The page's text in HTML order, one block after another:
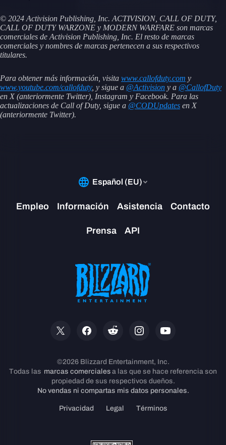
© 2024 Activision Publishing, Inc. ACTIVISION, CALL OF DUTY,
CALL OF DUTY WARZONE y MODERN WARFARE son marcas
comerciales de Activision Publishing, Inc. El resto de marcas
comerciales y nombres de marcas pertenecen a sus respectivos
titulares.
Para obtener más información, visita www.callofduty.com y
www.youtube.com/callofduty, y sigue a @Activision y a @CallofDuty
en X (anteriormente Twitter), Instagram y Facebook. Para las
actualizaciones de Call of Duty, sigue a @CODUpdates en X
(anteriormente Twitter).